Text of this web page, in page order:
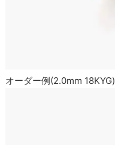
オーダー例(2.0mm 18KYG)